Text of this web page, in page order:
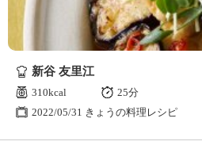
新谷 友里江
310kcal
25分
2022/05/31 きょうの料理レシピ